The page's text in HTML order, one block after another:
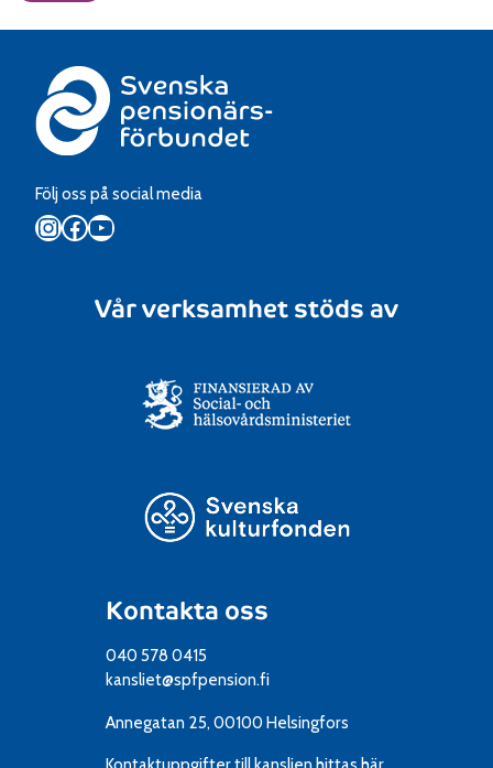
Följ oss på social media
Instagram
Facebook
YouTube
Kontakta oss
040 578 0415
kansliet@spfpension.fi
Annegatan 25, 00100 Helsingfors
Vår verksamhet stöds av